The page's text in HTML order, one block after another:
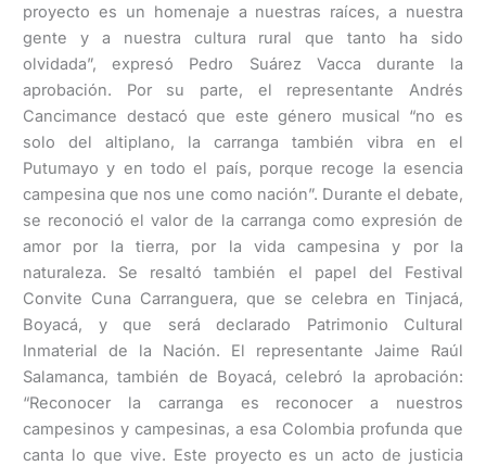
proyecto es un homenaje a nuestras raíces, a nuestra
gente y a nuestra cultura rural que tanto ha sido
olvidada”, expresó Pedro Suárez Vacca durante la
aprobación. Por su parte, el representante Andrés
Cancimance destacó que este género musical “no es
solo del altiplano, la carranga también vibra en el
Putumayo y en todo el país, porque recoge la esencia
campesina que nos une como nación”. Durante el debate,
se reconoció el valor de la carranga como expresión de
amor por la tierra, por la vida campesina y por la
naturaleza. Se resaltó también el papel del Festival
Convite Cuna Carranguera, que se celebra en Tinjacá,
Boyacá, y que será declarado Patrimonio Cultural
Inmaterial de la Nación. El representante Jaime Raúl
Salamanca, también de Boyacá, celebró la aprobación:
“Reconocer la carranga es reconocer a nuestros
campesinos y campesinas, a esa Colombia profunda que
canta lo que vive. Este proyecto es un acto de justicia